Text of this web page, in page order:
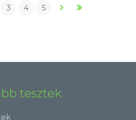
3 4 5
tesztek